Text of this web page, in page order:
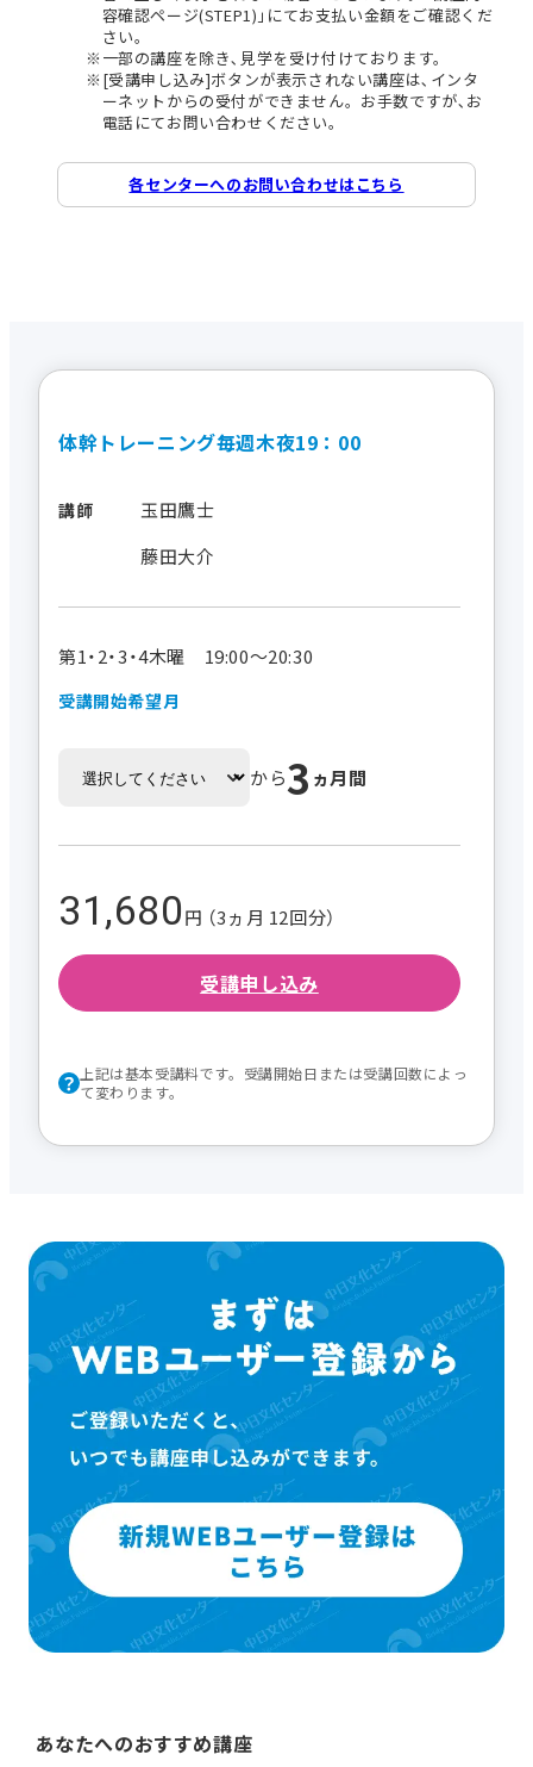
容確認ページ(STEP1)｣にてお支払い金額をご確認くだ
さい。
一部の講座を除き､見学を受け付けております。
[受講申し込み]ボタンが表示されない講座は､インタ
ーネットからの受付ができません。お手数ですが､お
電話にてお問い合わせください。
各センターへのお問い合わせはこちら
体幹トレーニング毎週木夜19：00
講師
玉田鷹士
藤田大介
第1・2・3・4木曜 19:00～20:30
受講開始希望月
から3 ヵ月間
31,680円 （3ヵ月 12回分）
受講申し込み
上記は基本受講料です。受講開始日または受講回数によっ
て変わります。
あなたへのおすすめ講座